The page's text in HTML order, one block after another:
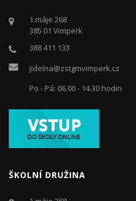
1.máje 268
385 01 Vimperk
388 411 133
jidelna@zstgmvimperk.cz
Po - Pá: 06.00 - 14.30 hodin
ŠKOLNÍ DRUŽINA